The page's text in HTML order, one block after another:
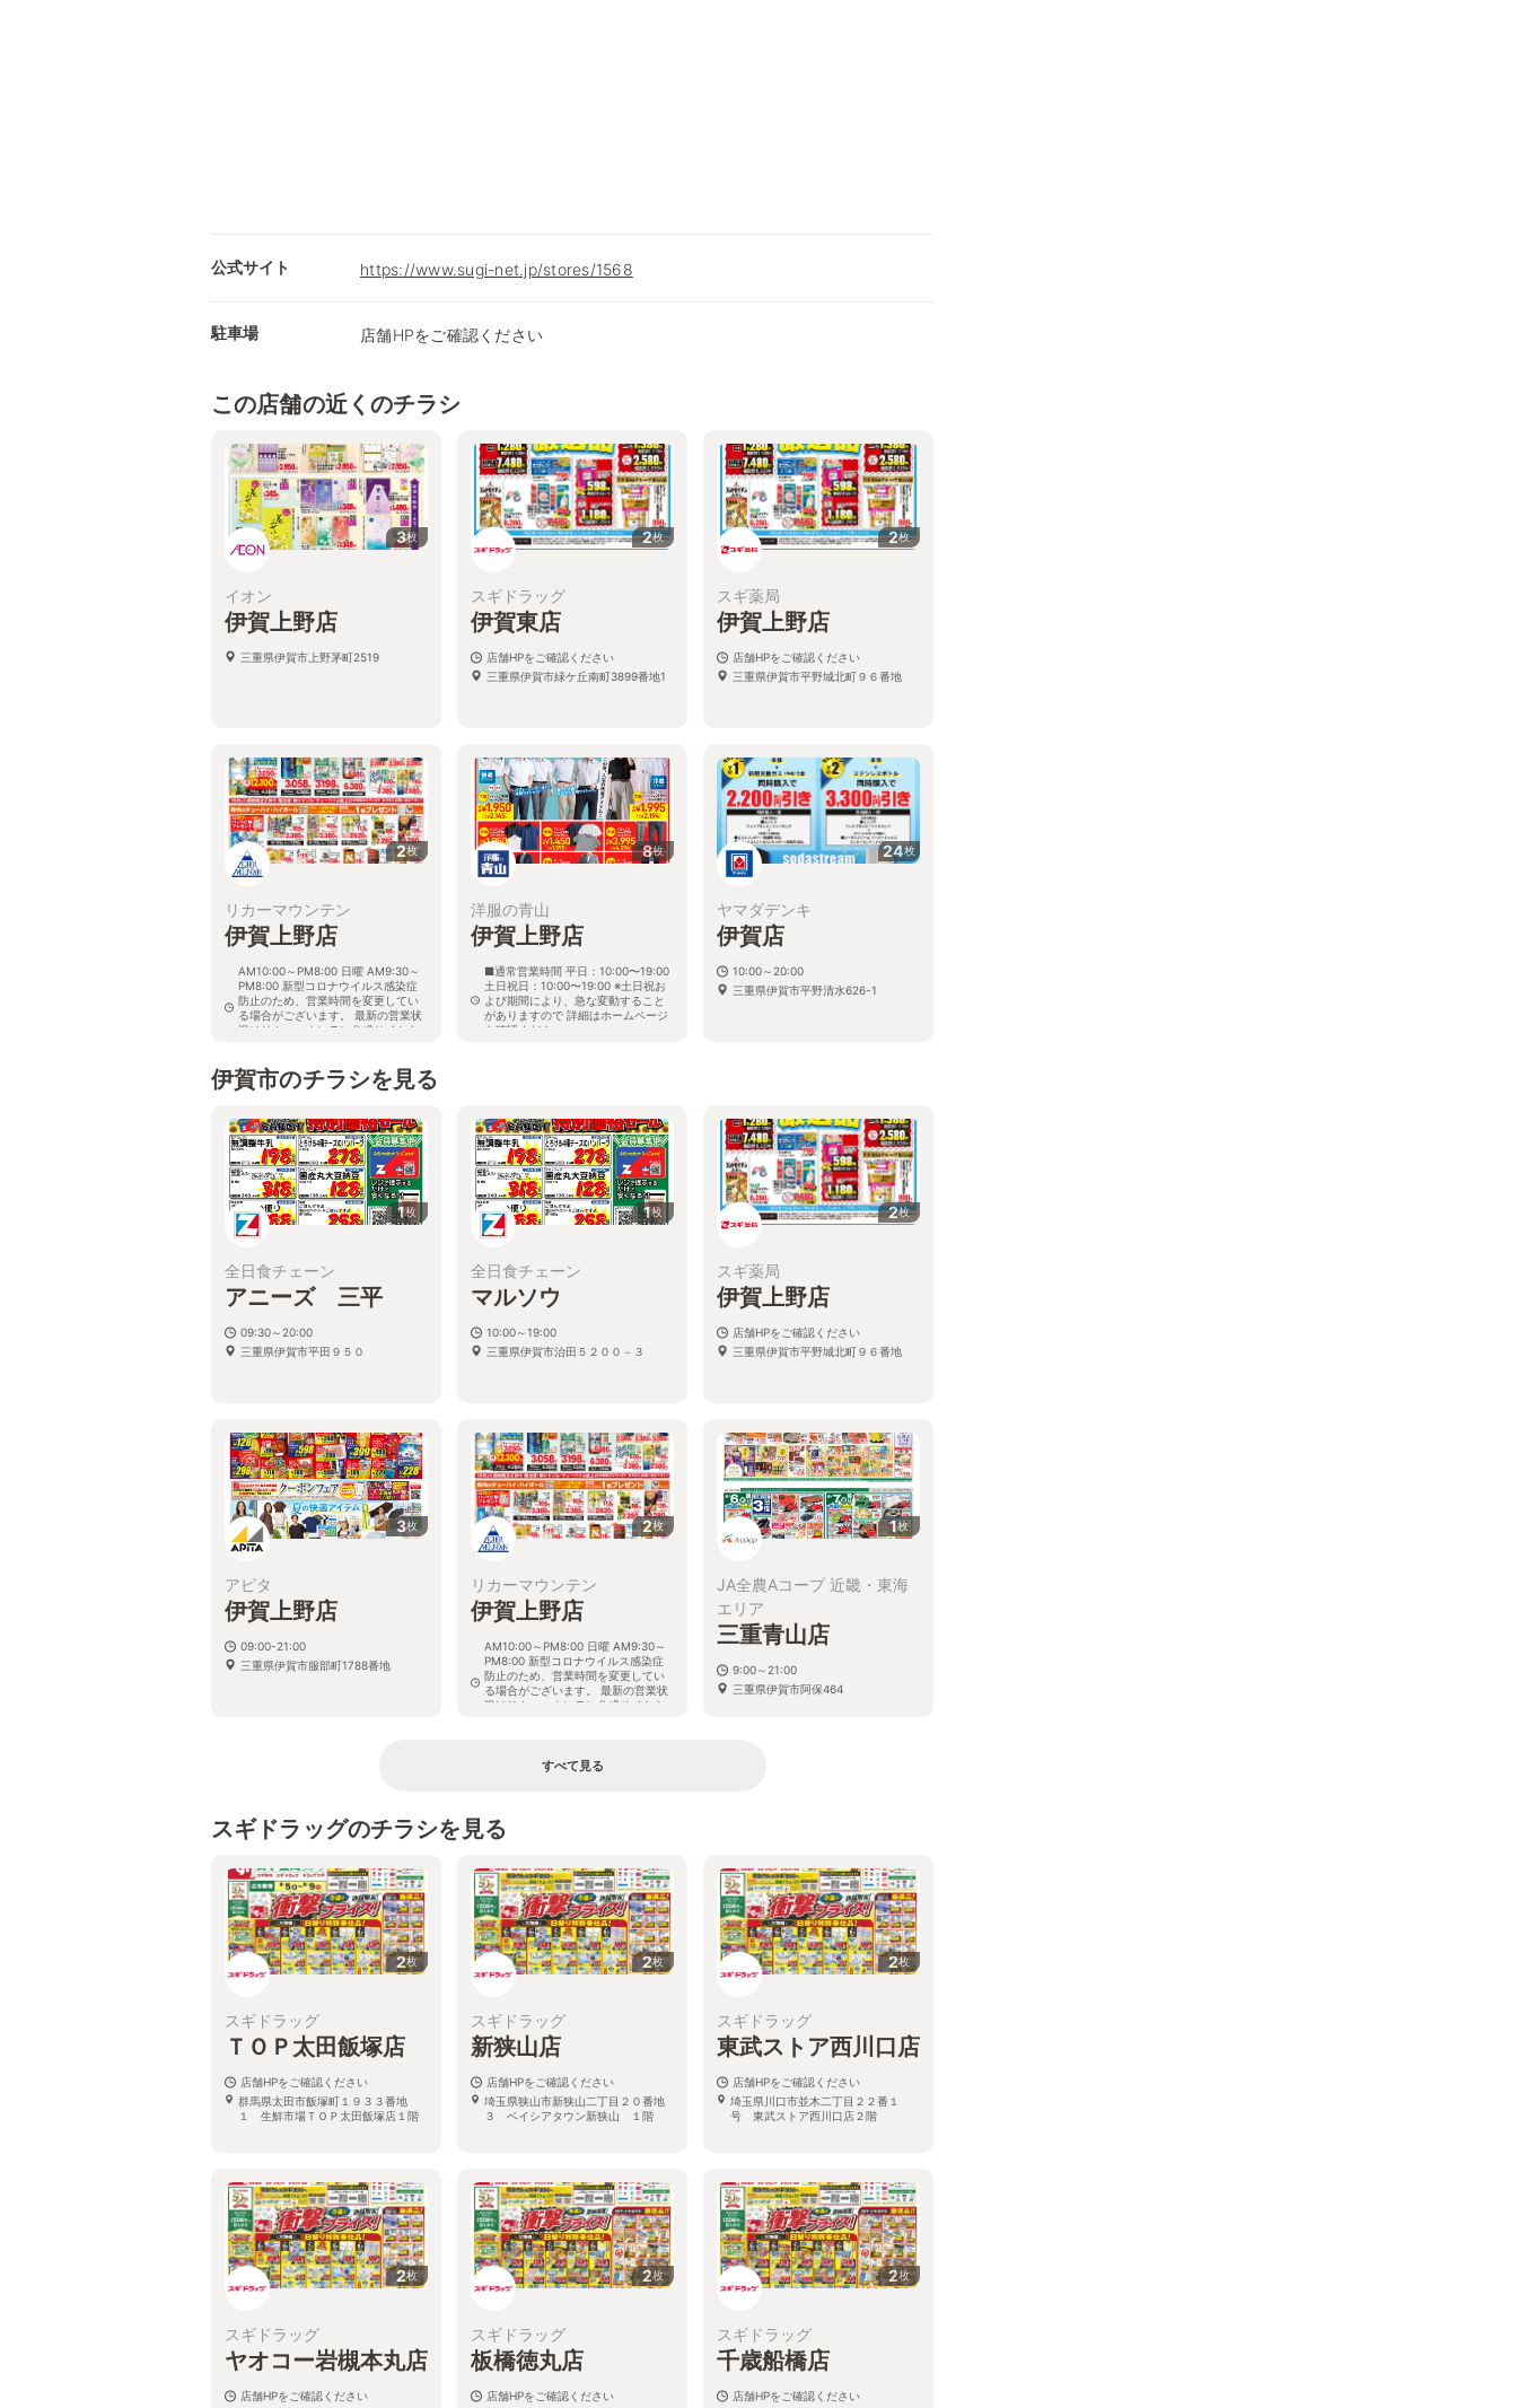
公式サイト https://www.sugi-net.jp/stores/1568
駐車場 店舗HPをご確認ください
この店舗の近くのチラシ
3枚
イオン
伊賀上野店
三重県伊賀市上野茅町2519
2枚
スギドラッグ
伊賀東店
店舗HPをご確認ください
三重県伊賀市緑ケ丘南町3899番地1
2枚
スギ薬局
伊賀上野店
店舗HPをご確認ください
三重県伊賀市平野城北町９６番地
2枚
リカーマウンテン
伊賀上野店
AM10:00～PM8:00 日曜 AM9:30～
PM8:00 新型コロナウイルス感染症
防止のため、営業時間を変更してい
る場合がございます。 最新の営業状
況はリカーマウンテン公式サイトを
8枚
洋服の青山
伊賀上野店
■通常営業時間 平日：10:00〜19:00
土日祝日：10:00〜19:00 ※土日祝お
よび期間により、急な変動すること
がありますので 詳細はホームページ
を確認ください
24枚
ヤマダデンキ
伊賀店
10:00～20:00
三重県伊賀市平野清水626-1
伊賀市のチラシを見る
1枚
全日食チェーン
アニーズ 三平
09:30～20:00
三重県伊賀市平田９５０
1枚
全日食チェーン
マルソウ
10:00～19:00
三重県伊賀市治田５２００－３
2枚
スギ薬局
伊賀上野店
店舗HPをご確認ください
三重県伊賀市平野城北町９６番地
3枚
アピタ
伊賀上野店
09:00-21:00
三重県伊賀市服部町1788番地
2枚
リカーマウンテン
伊賀上野店
AM10:00～PM8:00 日曜 AM9:30～
PM8:00 新型コロナウイルス感染症
防止のため、営業時間を変更してい
る場合がございます。 最新の営業状
況はリカーマウンテン公式サイトを
1枚
JA全農Aコープ 近畿・東海
エリア
三重青山店
9:00～21:00
三重県伊賀市阿保464
すべて見る
スギドラッグのチラシを見る
2枚
スギドラッグ
ＴＯＰ太田飯塚店
店舗HPをご確認ください
群馬県太田市飯塚町１９３３番地
１ 生鮮市場ＴＯＰ太田飯塚店１階
2枚
スギドラッグ
新狭山店
店舗HPをご確認ください
埼玉県狭山市新狭山二丁目２０番地
３ ベイシアタウン新狭山 １階
2枚
スギドラッグ
東武ストア西川口店
店舗HPをご確認ください
埼玉県川口市並木二丁目２２番１
号 東武ストア西川口店２階
2枚
スギドラッグ
ヤオコー岩槻本丸店
店舗HPをご確認ください
2枚
スギドラッグ
板橋徳丸店
店舗HPをご確認ください
2枚
スギドラッグ
千歳船橋店
店舗HPをご確認ください